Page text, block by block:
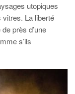
utopiques
vitres. La liberté
près d’une
s’ils